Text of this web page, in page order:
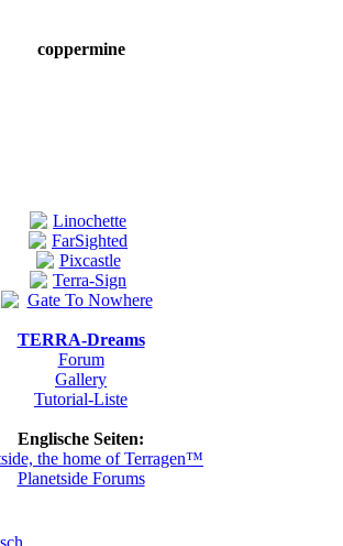
coppermine
TERRA-Dreams
Forum
Gallery
Tutorial-Liste
Englische Seiten:
the home of Terragen™
Planetside Forums